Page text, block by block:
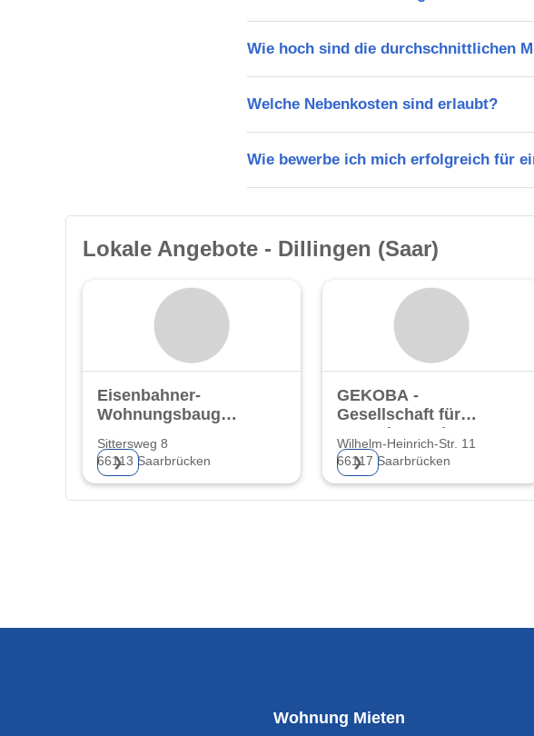
Wie hoch sind die durchschnittlichen
Welche Nebenkosten sind erlaubt?
Wie bewerbe ich mich erfolgreich für
Lokale Angebote - Dillingen (Saar)
Eisenbahner-
Wohnungsbaugenossenschaft
Sittersweg 8
66113 Saarbrücken
❯
GEKOBA -
Gesellschaft für
Gewerbe- und
Wilhelm-Heinrich-Str. 11
66117 Saarbrücken
❯
Wohnung Mieten